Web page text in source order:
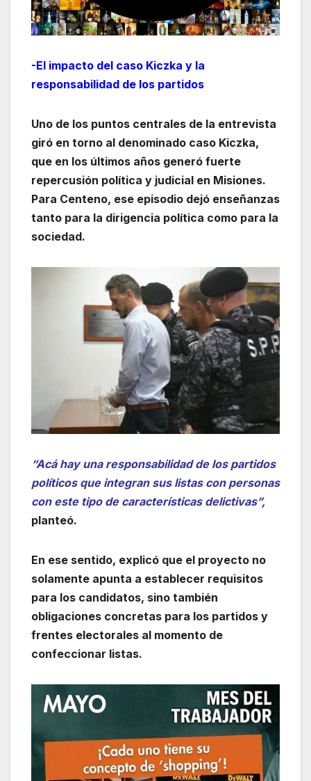
-El impacto del caso Kiczka y la
responsabilidad de los partidos
Uno de los puntos centrales de la entrevista
giró en torno al denominado caso Kiczka,
que en los últimos años generó fuerte
repercusión política y judicial en Misiones.
Para Centeno, ese episodio dejó enseñanzas
tanto para la dirigencia política como para la
sociedad.
“Acá hay una responsabilidad de los partidos
políticos que integran sus listas con personas
con este tipo de características delictivas”,
planteó.
En ese sentido, explicó que el proyecto no
solamente apunta a establecer requisitos
para los candidatos, sino también
obligaciones concretas para los partidos y
frentes electorales al momento de
confeccionar listas.